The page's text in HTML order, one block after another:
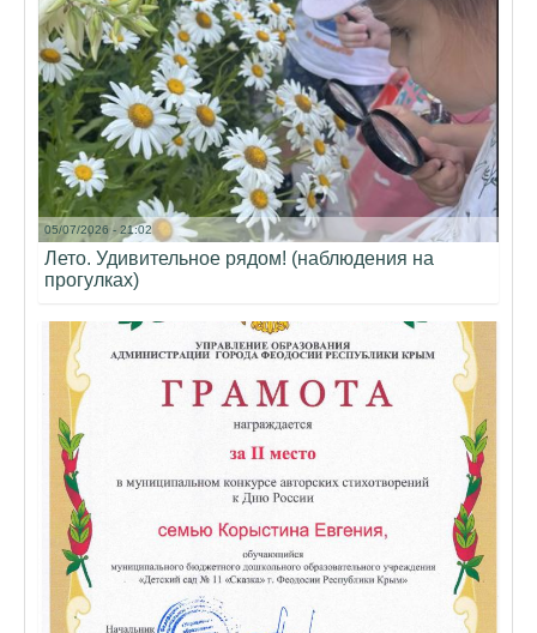
05/07/2026 - 21:02
Лето. Удивительное рядом! (наблюдения на
прогулках)